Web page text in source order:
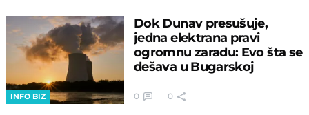
INFO BIZ
Dok Dunav presušuje,
jedna elektrana pravi
ogromnu zaradu: Evo šta se
dešava u Bugarskoj
0 0